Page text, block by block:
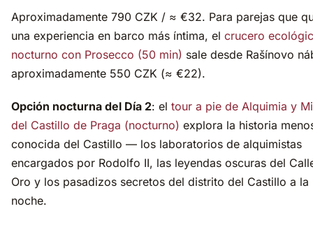
Aproximadamente 790 CZK / ≈ €32. Para parejas que
una experiencia en barco más íntima, el crucero
nocturno con Prosecco (50 min) sale desde Rašínovo
aproximadamente 550 CZK (≈ €22).
Opción nocturna del Día 2: el tour a pie de Alquimia y
del Castillo de Praga (nocturno) explora la historia
conocida del Castillo — los laboratorios de alquimistas
encargados por Rodolfo II, las leyendas oscuras del
Oro y los pasadizos secretos del distrito del Castillo a la
noche.